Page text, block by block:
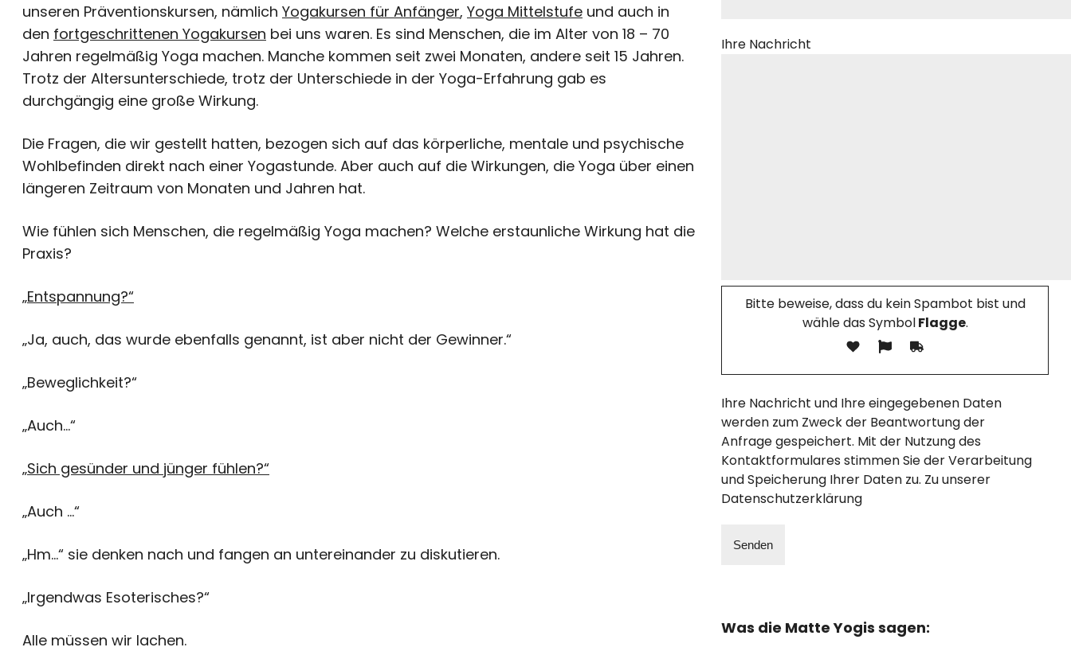
unseren Präventionskursen, nämlich Yogakursen für Anfänger, Yoga Mittelstufe und auch in
den fortgeschrittenen Yogakursen bei uns waren. Es sind Menschen, die im Alter von 18 – 70
Jahren regelmäßig Yoga machen. Manche kommen seit zwei Monaten, andere seit 15 Jahren.
Trotz der Altersunterschiede, trotz der Unterschiede in der Yoga-Erfahrung gab es
durchgängig eine große Wirkung.
Die Fragen, die wir gestellt hatten, bezogen sich auf das körperliche, mentale und psychische
Wohlbefinden direkt nach einer Yogastunde. Aber auch auf die Wirkungen, die Yoga über einen
längeren Zeitraum von Monaten und Jahren hat.
Wie fühlen sich Menschen, die regelmäßig Yoga machen? Welche erstaunliche Wirkung hat die
Praxis?
„Entspannung?“
„Ja, auch, das wurde ebenfalls genannt, ist aber nicht der Gewinner.“
„Beweglichkeit?“
„Auch…“
„Sich gesünder und jünger fühlen?“
„Auch …“
„Hm…“ sie denken nach und fangen an untereinander zu diskutieren.
„Irgendwas Esoterisches?“
Alle müssen wir lachen.
Ihre Nachricht
Bitte beweise, dass du kein Spambot bist und
wähle das SymbolFlagge.
Ihre Nachricht und Ihre eingegebenen Daten
werden zum Zweck der Beantwortung der
Anfrage gespeichert. Mit der Nutzung des
Kontaktformulares stimmen Sie der Verarbeitung
und Speicherung Ihrer Daten zu. Zu unserer
Datenschutzerklärung
Was die Matte Yogis sagen: